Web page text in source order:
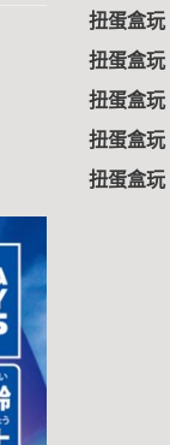
扭蛋盒玩
扭蛋盒玩
扭蛋盒玩
扭蛋盒玩
扭蛋盒玩